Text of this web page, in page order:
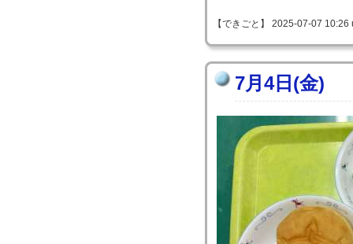
【できごと】 2025-07-07
7月4日(金)